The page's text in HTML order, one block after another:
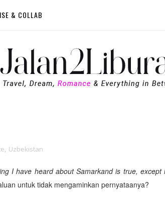
& COLLAB
, Uzbekistan
I have heard about Samarkand is true, except
untuk tidak mengaminkan pernyataanya?